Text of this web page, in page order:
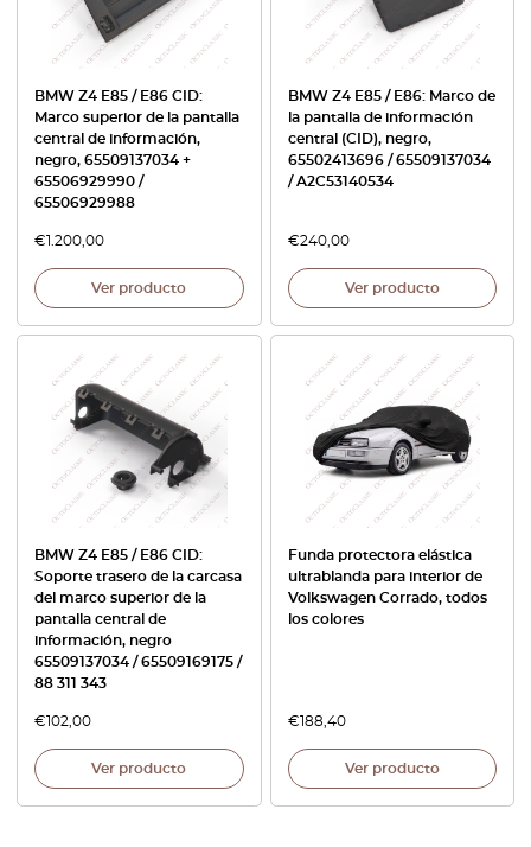
BMW Z4 E85 / E86 CID:
Marco superior de la pantalla
central de información,
negro, 65509137034 +
65506929990 /
65506929988
€1.200,00
Ver producto
BMW Z4 E85 / E86: Marco de
la pantalla de información
central (CID), negro,
65502413696 / 65509137034
/ A2C53140534
€240,00
Ver producto
BMW Z4 E85 / E86 CID:
Soporte trasero de la carcasa
del marco superior de la
pantalla central de
información, negro
65509137034 / 65509169175 /
88 311 343
€102,00
Ver producto
Funda protectora elástica
ultrablanda para interior de
Volkswagen Corrado, todos
los colores
€188,40
Ver producto